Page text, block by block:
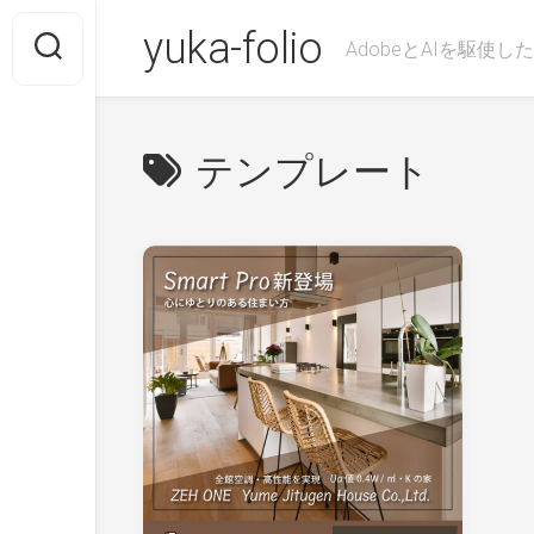
content
yuka-folio AdobeとAIを駆使し
テンプレート